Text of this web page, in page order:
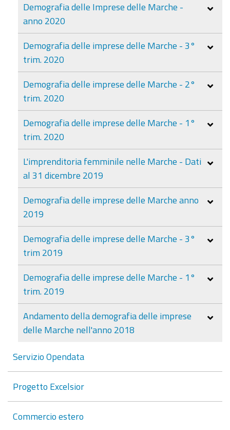
Demografia delle Imprese delle Marche -
anno 2020
Demografia delle imprese delle Marche - 3°
trim. 2020
Demografia delle imprese delle Marche - 2°
trim. 2020
Demografia delle imprese delle Marche - 1°
trim. 2020
L'imprenditoria femminile nelle Marche - Dati
al 31 dicembre 2019
Demografia delle imprese delle Marche anno
2019
Demografia delle imprese delle Marche - 3°
trim 2019
Demografia delle imprese delle Marche - 1°
trim. 2019
Andamento della demografia delle imprese
delle Marche nell'anno 2018
Servizio Opendata
Progetto Excelsior
Commercio estero